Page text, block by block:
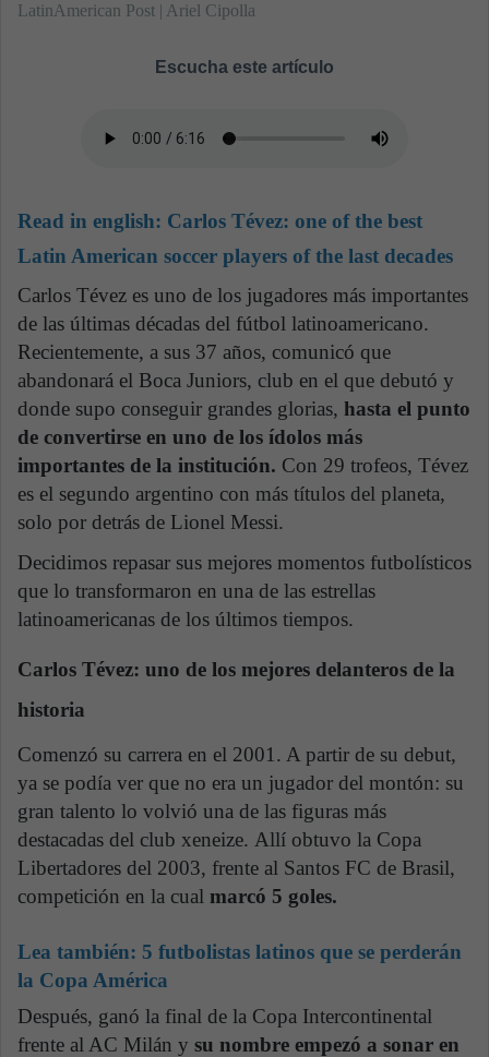
LatinAmerican Post | Ariel Cipolla
Escucha este artículo
Read in english: Carlos Tévez: one of the best
Latin American soccer players of the last decades
Carlos Tévez es uno de los jugadores más importantes
de las últimas décadas del fútbol latinoamericano.
Recientemente, a sus 37 años, comunicó que
abandonará el Boca Juniors, club en el que debutó y
donde supo conseguir grandes glorias, hasta el punto
de convertirse en uno de los ídolos más
importantes de la institución. Con 29 trofeos, Tévez
es el segundo argentino con más títulos del planeta,
solo por detrás de Lionel Messi.
Decidimos repasar sus mejores momentos futbolísticos
que lo transformaron en una de las estrellas
latinoamericanas de los últimos tiempos.
Carlos Tévez: uno de los mejores delanteros de la
historia
Comenzó su carrera en el 2001. A partir de su debut,
ya se podía ver que no era un jugador del montón: su
gran talento lo volvió una de las figuras más
destacadas del club xeneize. Allí obtuvo la Copa
Libertadores del 2003, frente al Santos FC de Brasil,
competición en la cual marcó 5 goles.
Lea también: 5 futbolistas latinos que se perderán
la Copa América
Después, ganó la final de la Copa Intercontinental
frente al AC Milán y su nombre empezó a sonar en